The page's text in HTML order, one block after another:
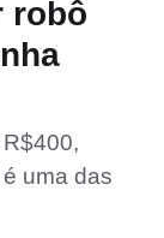
robô
uma das